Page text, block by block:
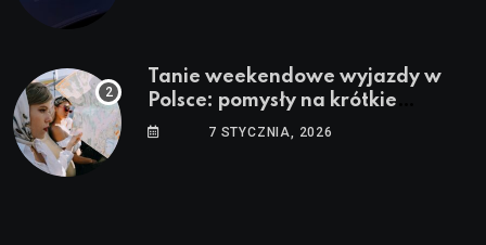
Tanie weekendowe wyjazdy w
Polsce: pomysły na krótkie
wypady7 STYCZNIA, 2026